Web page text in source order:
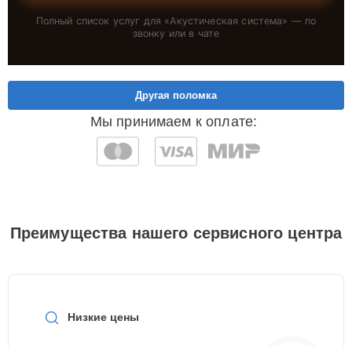
Полный список услуг для «Акустическая система» — по
звонку или в чате
Мы принимаем к оплате:
Другая поломка
Преимущества нашего сервисного центра
Низкие цены